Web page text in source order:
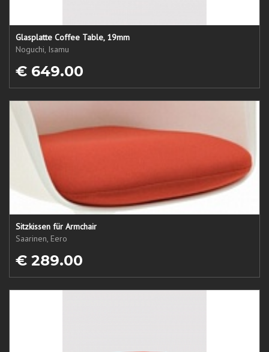
Glasplatte Coffee Table, 19mm
Noguchi, Isamu
€ 649.00
Sitzkissen für Armchair
Saarinen, Eero
€ 289.00